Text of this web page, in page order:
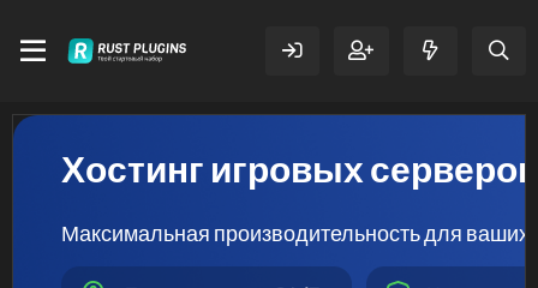
Хостинг игровых серверов
Максимальная производительность для ваших